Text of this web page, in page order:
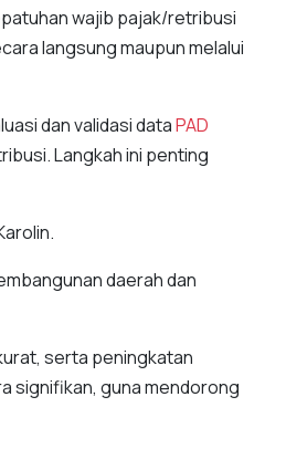
wajib pajak/retribusi
langsung maupun melalui
dan validasi dataPAD
Langkah ini penting
daerah dan
serta peningkatan
signifikan, guna mendorong